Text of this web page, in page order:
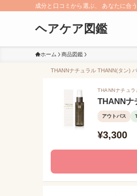
成分と口コミから選ぶ、 あなたに合
ヘアケア図鑑
ホーム 商品図鑑
THANNナチュラル THANN(タン)
THANNナチュラ
THANNナ
アウトバス
¥3,300